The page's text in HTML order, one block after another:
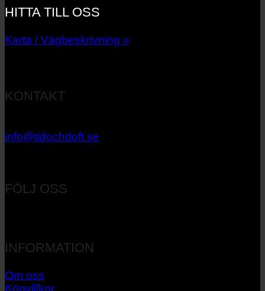
HITTA TILL OSS
Karta / Vägbeskrivning »
KONTAKT
info@tidochdoft.se
FÖLJ OSS
INFORMATION
Om oss
Köpvillkor